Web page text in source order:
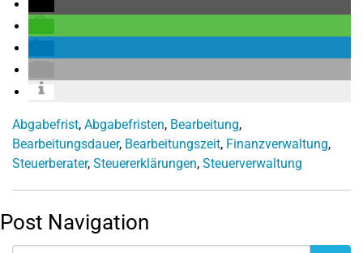
Abgabefrist, Abgabefristen, Bearbeitung,
Bearbeitungsdauer, Bearbeitungszeit, Finanzverwaltung,
Steuerberater, Steuererklärungen, Steuerverwaltung
Post Navigation